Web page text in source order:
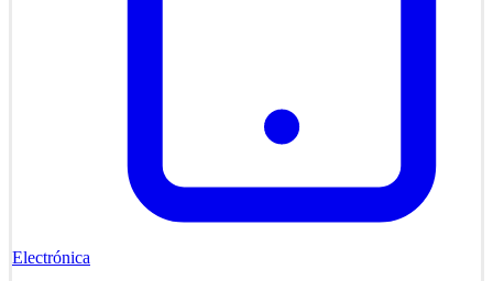
Electrónica